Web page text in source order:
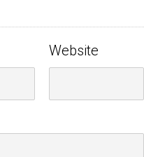
Website